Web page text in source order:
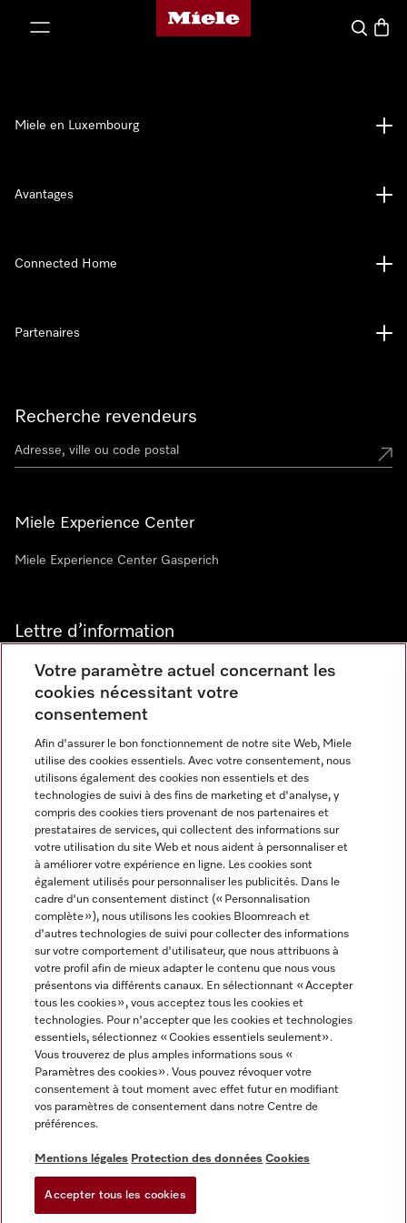
Page d'accueil de Miele
Panier
Recherche revendeurs
Miele Experience Center
Miele Experience Center Gasperich
Lettre d’information
Langue
FRANCAIS
Miele en Luxembourg
Avantages
Connected Home
Partenaires
Informations légales
CGV
Conditions d’utilisation
Déclaration d'accessibilité
Digital Services Act
Miele sur Instagram
Miele sur Youtube
Votre paramètre actuel concernant les
cookies nécessitant votre
consentement
Afin d'assurer le bon fonctionnement de notre site Web, Miele
utilise des cookies essentiels. Avec votre consentement, nous
utilisons également des cookies non essentiels et des
technologies de suivi à des fins de marketing et d'analyse, y
compris des cookies tiers provenant de nos partenaires et
prestataires de services, qui collectent des informations sur
votre utilisation du site Web et nous aident à personnaliser et
à améliorer votre expérience en ligne. Les cookies sont
également utilisés pour personnaliser les publicités. Dans le
cadre d'un consentement distinct (« Personnalisation
complète »), nous utilisons les cookies Bloomreach et
d'autres technologies de suivi pour collecter des informations
sur votre comportement d'utilisateur, que nous attribuons à
votre profil afin de mieux adapter le contenu que nous vous
présentons via différents canaux. En sélectionnant « Accepter
tous les cookies », vous acceptez tous les cookies et
technologies. Pour n'accepter que les cookies et technologies
essentiels, sélectionnez « Cookies essentiels seulement».
Vous trouverez de plus amples informations sous «
Paramètres des cookies ». Vous pouvez révoquer votre
consentement à tout moment avec effet futur en modifiant
vos paramètres de consentement dans notre Centre de
préférences.
Mentions légales Protection des données Cookies
Accepter tous les cookies